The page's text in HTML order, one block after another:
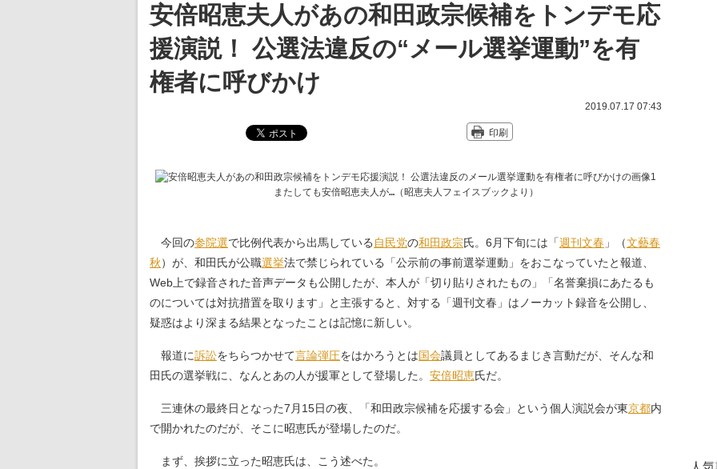
安倍昭恵夫人があの和田政宗候補をトンデモ応
援演説！ 公選法違反の“メール選挙運動”を有
権者に呼びかけ
2019.07.17 07:43
印刷
またしても安倍昭恵夫人が…（昭恵夫人フェイスブックより）
今回の参院選で比例代表から出馬している 自民党の和田政宗氏。6月下旬には「週刊文春 」（文藝春
秋）が、和田氏が公職選挙法で禁じられている「公示前の事前選挙運動」をおこなっていたと報道、
Web上で録音された音声データも公開したが、本人が「切り貼りされたもの」「名誉棄損にあたるも
のについては対抗措置を取ります」と主張すると、対する「週刊文春」はノーカット録音を公開し、
疑惑はより深まる結果となったことは記憶に新しい。
報道に訴訟をちらつかせて言論弾圧をはかろうとは国会議員としてあるまじき言動だが、そんな和
田氏の選挙戦に、なんとあの人が援軍として登場した。 安倍昭恵氏だ。
三連休の最終日となった7月15日の夜、「和田政宗候補を応援する会」という個人演説会が東京都内
で開かれたのだが、そこに昭恵氏が登場したのだ。
まず、挨拶に立った昭恵氏は、こう述べた。